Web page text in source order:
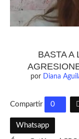
BASTA A
por Diana
Compartir 0
Whatsapp